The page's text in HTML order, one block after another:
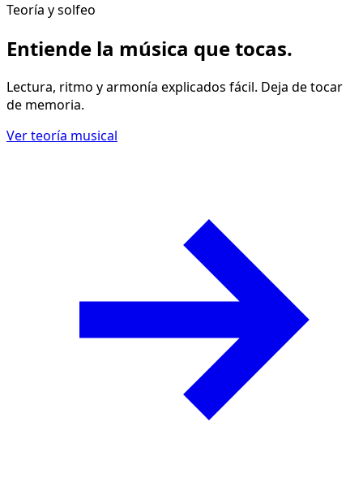
Teoría y solfeo
Entiende la música que tocas.
Lectura, ritmo y armonía explicados fácil. Deja de tocar
de memoria.
Ver teoría musical